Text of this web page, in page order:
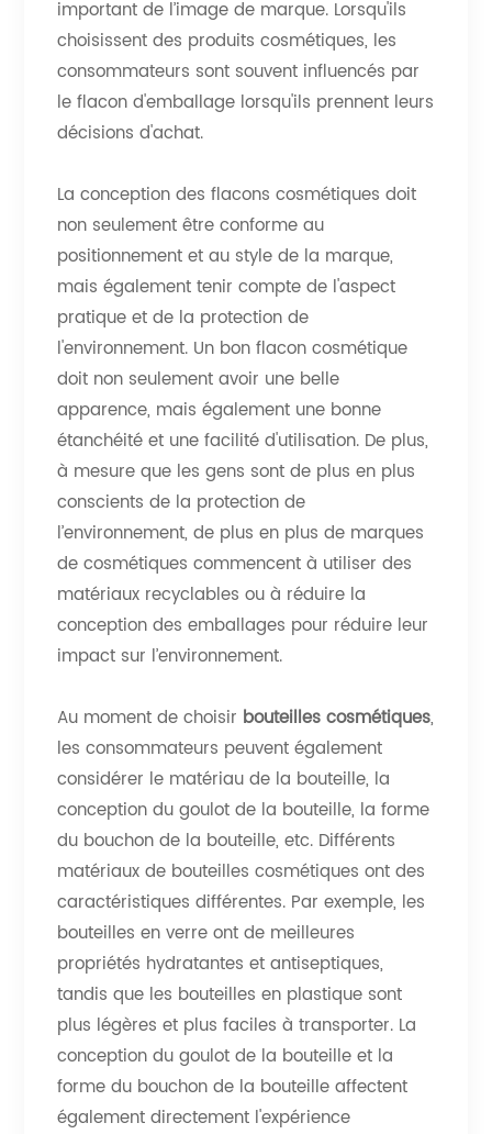
important de l’image de marque. Lorsqu'ils
choisissent des produits cosmétiques, les
consommateurs sont souvent influencés par
le flacon d'emballage lorsqu'ils prennent leurs
décisions d'achat.
La conception des flacons cosmétiques doit
non seulement être conforme au
positionnement et au style de la marque,
mais également tenir compte de l'aspect
pratique et de la protection de
l'environnement. Un bon flacon cosmétique
doit non seulement avoir une belle
apparence, mais également une bonne
étanchéité et une facilité d'utilisation. De plus,
à mesure que les gens sont de plus en plus
conscients de la protection de
l’environnement, de plus en plus de marques
de cosmétiques commencent à utiliser des
matériaux recyclables ou à réduire la
conception des emballages pour réduire leur
impact sur l’environnement.
Au moment de choisir bouteilles cosmétiques,
les consommateurs peuvent également
considérer le matériau de la bouteille, la
conception du goulot de la bouteille, la forme
du bouchon de la bouteille, etc. Différents
matériaux de bouteilles cosmétiques ont des
caractéristiques différentes. Par exemple, les
bouteilles en verre ont de meilleures
propriétés hydratantes et antiseptiques,
tandis que les bouteilles en plastique sont
plus légères et plus faciles à transporter. La
conception du goulot de la bouteille et la
forme du bouchon de la bouteille affectent
également directement l'expérience